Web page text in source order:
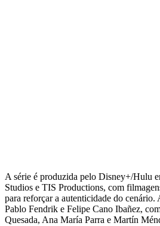
A série é produzida pelo Disney+/Hulu
Studios e TIS Productions, com
para reforçar a autenticidade do cenário.
Pablo Fendrik e Felipe Cano Ibañez,
Quesada, Ana María Parra e Martín